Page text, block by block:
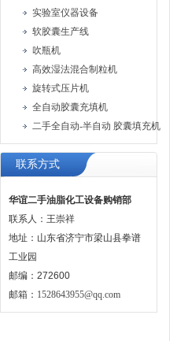
实验室仪器设备
软胶囊生产线
吹瓶机
高效湿法混合制粒机
旋转式压片机
全自动胶囊充填机
二手全自动-半自动 胶囊填充机
联系方式
华谊二手油脂化工设备购销部
联系人：王崇祥
地址：山东省济宁市梁山县拳谱
工业园
邮编：272600
邮箱： 1528643955@qq.com